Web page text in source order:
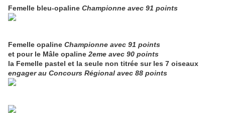
Femelle bleu-opaline Championne avec 91 points
Femelle opaline Championne avec 91 points
et pour le Mâle opaline 2eme avec 90 points
la Femelle pastel et la seule non titrée sur les 7 oiseaux
engager au Concours Régional avec 88 points